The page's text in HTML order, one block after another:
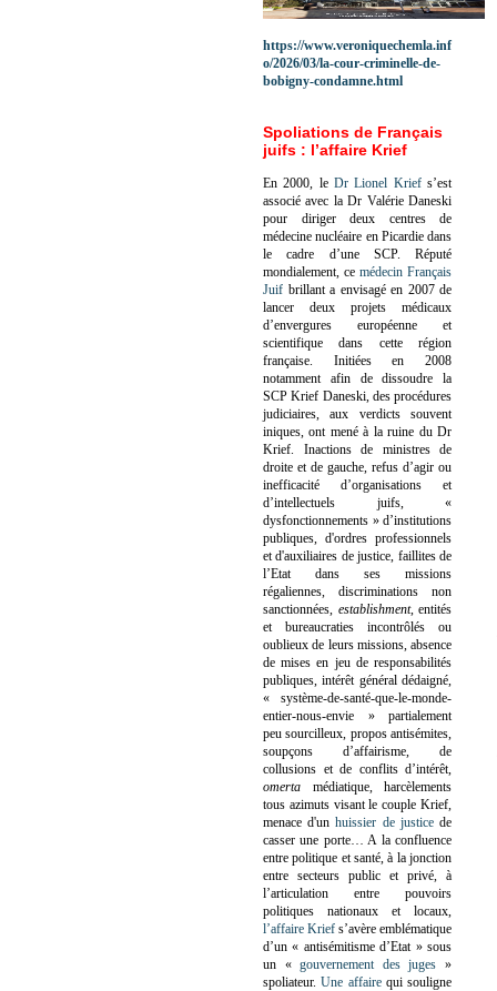
https://www.veroniquechemla.inf
o/2026/03/la-cour-criminelle-de-
bobigny-condamne.html
Spoliations de Français
juifs : l’affaire Krief
En 2000, le Dr Lionel Kriefs’est
associé avec la Dr Valérie Daneski
pour diriger deux centres de
médecine nucléaire en Picardie dans
le cadre d’une SCP. Réputé
mondialement, ce médecin Français
Juif brillant a envisagé en 2007 de
lancer deux projets médicaux
d’envergures européenne et
scientifique dans cette région
française. Initiées en 2008
notamment afin de dissoudre la
SCP Krief Daneski, des procédures
judiciaires, aux verdicts souvent
iniques, ont mené à la ruine du Dr
Krief. Inactions de ministres de
droite et de gauche, refus d’agir ou
inefficacité d’organisations et
d’intellectuels juifs, «
dysfonctionnements » d’institutions
publiques, d'ordres professionnels
et d'auxiliaires de justice, faillites de
l’Etat dans ses missions
régaliennes, discriminations non
sanctionnées, establishment, entités
et bureaucraties incontrôlés ou
oublieux de leurs missions, absence
de mises en jeu de responsabilités
publiques, intérêt général dédaigné,
« système-de-santé-que-le-monde-
entier-nous-envie » partialement
peu sourcilleux, propos antisémites,
soupçons d’affairisme, de
collusions et de conflits d’intérêt,
omerta médiatique, harcèlements
tous azimuts visant le couple Krief,
menace d'unhuissier de justicede
casser une porte… A la confluence
entre politique et santé, à la jonction
entre secteurs public et privé, à
l’articulation entre pouvoirs
politiques nationaux et locaux,
l’affaire Krief s’avère emblématique
d’un « antisémitisme d’Etat » sous
un «gouvernement des juges »
spoliateur.Une affairequi souligne